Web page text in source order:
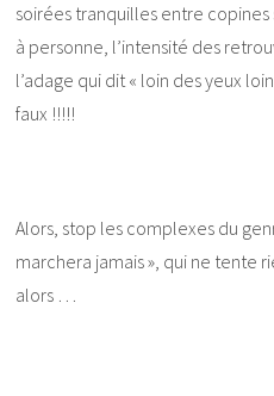
soirées tranquilles entre
à personne, l’intensité des
l’adage qui dit « loin des yeux
faux !!!!!
Alors, stop les complexes du
marchera jamais », qui ne tente
alors …